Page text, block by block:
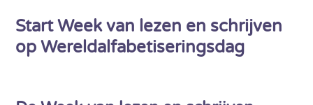
Start Week van lezen en schrijven
op Wereldalfabetiseringsdag